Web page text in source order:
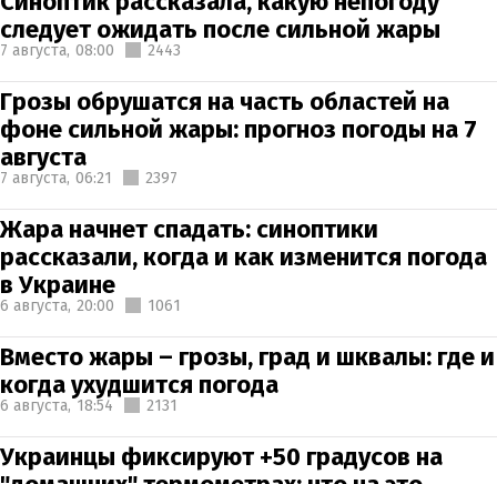
следует ожидать после сильной жары
7 августа, 08:00 2443
Грозы обрушатся на часть областей на
фоне сильной жары: прогноз погоды на 7
августа
7 августа, 06:21 2397
Жара начнет спадать: синоптики
рассказали, когда и как изменится погода
в Украине
6 августа, 20:00 1061
Вместо жары – грозы, град и шквалы: где и
когда ухудшится погода
6 августа, 18:54 2131
Украинцы фиксируют +50 градусов на